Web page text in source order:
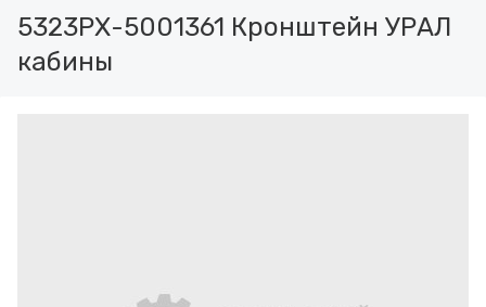
5323РХ-5001361 Кронштейн УРАЛ
кабины